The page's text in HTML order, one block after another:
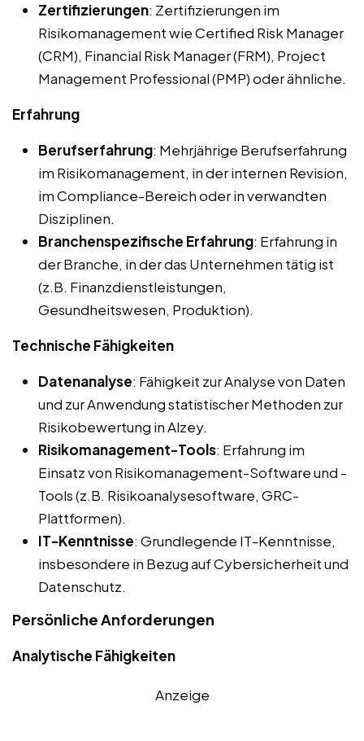
Zertifizierungen: Zertifizierungen im
Risikomanagement wie Certified Risk Manager
(CRM), Financial Risk Manager (FRM), Project
Management Professional (PMP) oder ähnliche.
Erfahrung
Berufserfahrung: Mehrjährige Berufserfahrung
im Risikomanagement, in der internen Revision,
im Compliance-Bereich oder in verwandten
Disziplinen.
Branchenspezifische Erfahrung: Erfahrung in
der Branche, in der das Unternehmen tätig ist
(z.B. Finanzdienstleistungen,
Gesundheitswesen, Produktion).
Technische Fähigkeiten
Datenanalyse: Fähigkeit zur Analyse von Daten
und zur Anwendung statistischer Methoden zur
Risikobewertung in Alzey.
Risikomanagement-Tools: Erfahrung im
Einsatz von Risikomanagement-Software und -
Tools (z.B. Risikoanalysesoftware, GRC-
Plattformen).
IT-Kenntnisse: Grundlegende IT-Kenntnisse,
insbesondere in Bezug auf Cybersicherheit und
Datenschutz.
Persönliche Anforderungen
Analytische Fähigkeiten
Anzeige